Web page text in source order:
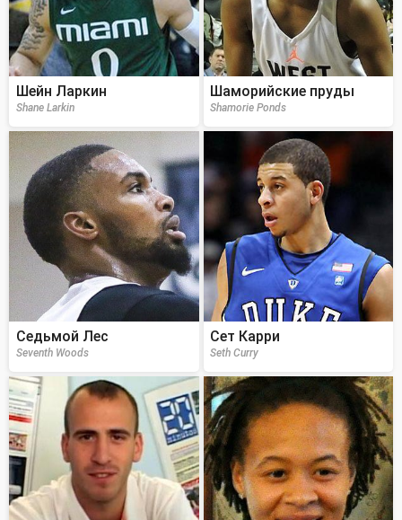
Шейн Ларкин
Shane Larkin
Шаморийские пруды
Shamorie Ponds
Седьмой Лес
Seventh Woods
Сет Карри
Seth Curry